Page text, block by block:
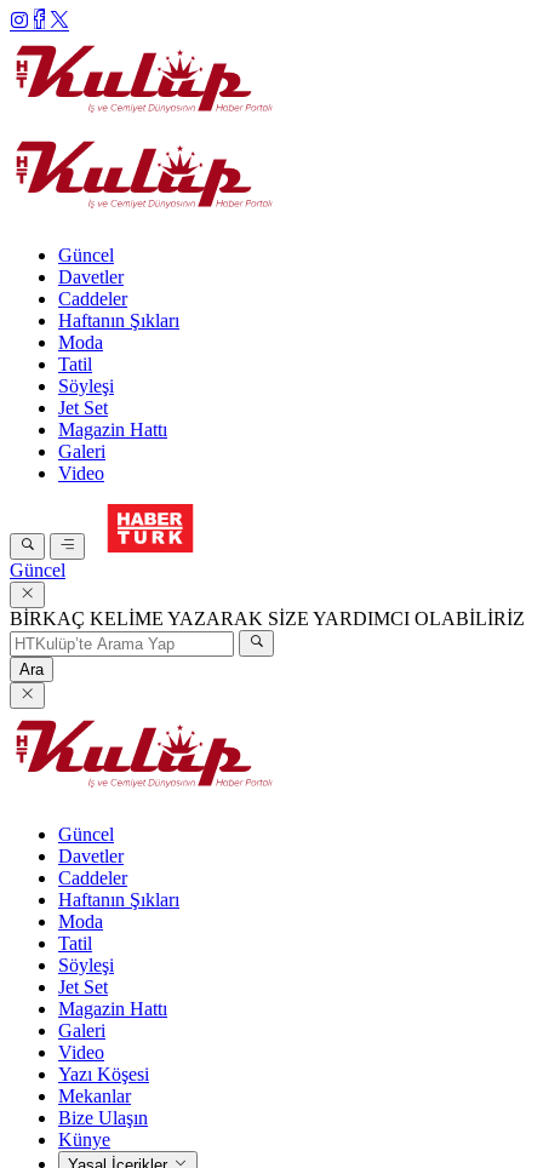
Güncel
Davetler
Caddeler
Haftanın Şıkları
Moda
Tatil
Söyleşi
Jet Set
Magazin Hattı
Galeri
Video
Güncel
BİRKAÇ KELİME YAZARAK SİZE YARDIMCI OLABİLİRİZ
Ara
Güncel
Davetler
Caddeler
Haftanın Şıkları
Moda
Tatil
Söyleşi
Jet Set
Magazin Hattı
Galeri
Video
Yazı Köşesi
Mekanlar
Bize Ulaşın
Künye